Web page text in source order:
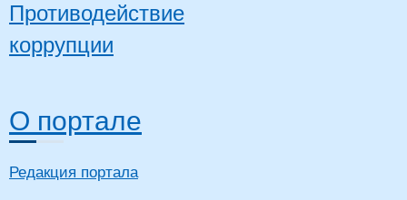
Противодействие
коррупции
О портале
Редакция портала